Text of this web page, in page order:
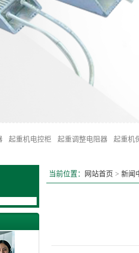
起重机电控柜 起重调整电阻器 起重机
当前位置： 网站首页 > 新闻